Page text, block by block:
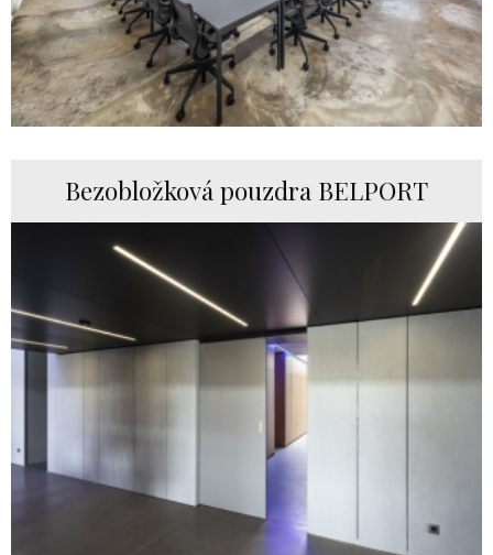
Bezobložková pouzdra BELPORT